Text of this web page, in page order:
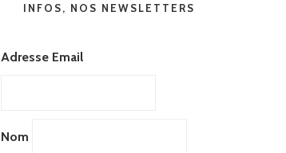
INFOS, NOS NEWSLETTERS
Adresse Email
Nom